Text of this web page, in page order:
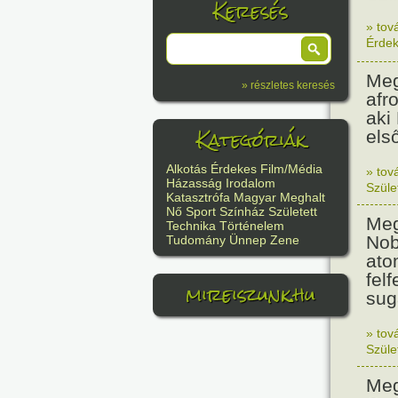
Keresés
» részletes keresés
Kategóriák
Alkotás Érdekes Film/Média
Házasság Irodalom
Katasztrófa Magyar Meghalt
Nő Sport Színház Született
Technika Történelem
Tudomány Ünnep Zene
mireiszunk.hu
»
aki
»
»